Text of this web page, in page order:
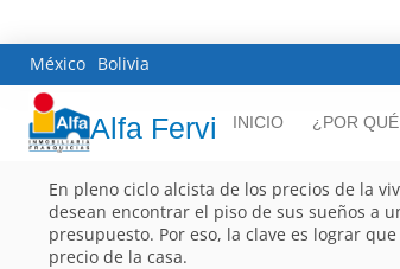
México Bolivia
Alfa Fervi INICIO ¿POR
En pleno ciclo alcista de los precios de la
desean encontrar el piso de sus sueños a
presupuesto. Por eso, la clave es lograr
precio de la casa.